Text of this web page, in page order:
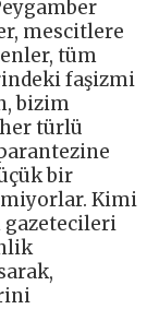
mescitlere
tüm
faşizmi
bizim
türlü
bir
Kimi
gazetecileri